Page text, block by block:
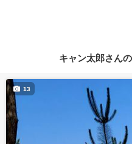
キャン太郎さん
13